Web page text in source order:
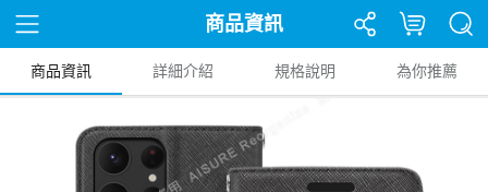
商品資訊
商品資訊 詳細介紹 規格說明 為你推薦